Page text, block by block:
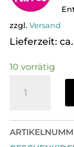
zzgl.Versand
Lieferzeit:
10 vorrätig
Kanari-
Menge